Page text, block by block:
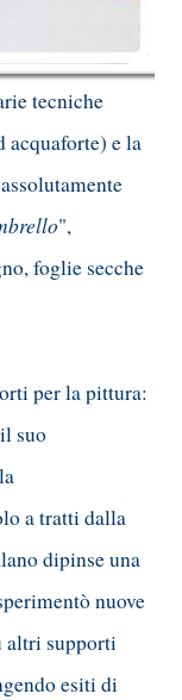
tecniche
acquaforte) e la
",
foglie secche
per la pittura:
suo
a tratti dalla
dipinse una
nuove
altri supporti
esiti di